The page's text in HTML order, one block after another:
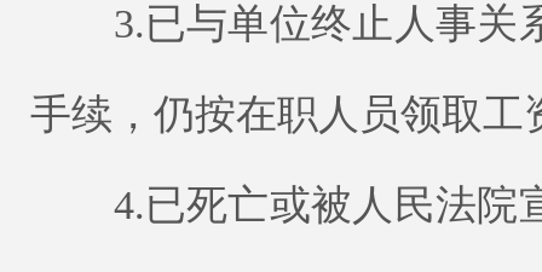
3.已与单位终止人事关
手续，仍按在职人员领取工
4.已死亡或被人民法院